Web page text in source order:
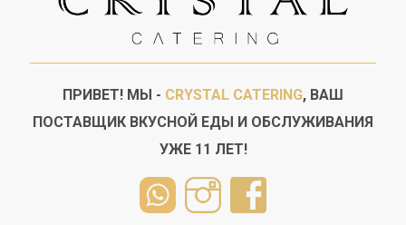
ПРИВЕТ! МЫ - CRYSTAL CATERING, ВАШ
ПОСТАВЩИК ВКУСНОЙ ЕДЫ И ОБСЛУЖИВАНИЯ
УЖЕ 11 ЛЕТ!